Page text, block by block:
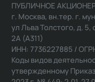
ПУБЛИЧНОЕ
г. Москва, вн.тер. г.
ул Льва Толстого, д.
2А (А311)
ИНН: 7736227885 /
Коды видов
утвержденному